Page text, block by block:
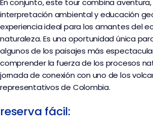
interpretación ambiental y educación
experiencia ideal para los amantes del
naturaleza. Es una oportunidad única
algunos de los paisajes más
comprender la fuerza de los procesos
jornada de conexión con uno de los
representativos de Colombia.
reserva fácil: